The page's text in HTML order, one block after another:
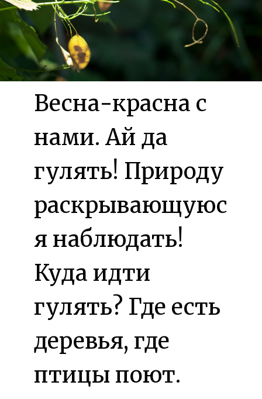
Весна-красна с
нами. Ай да
гулять! Природу
раскрывающуюс
я наблюдать!
Куда идти
гулять? Где есть
деревья, где
птицы поют.